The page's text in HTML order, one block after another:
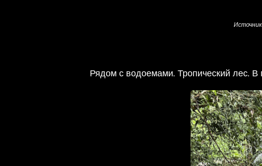
Рядом с водоемами. Тропический лес. В